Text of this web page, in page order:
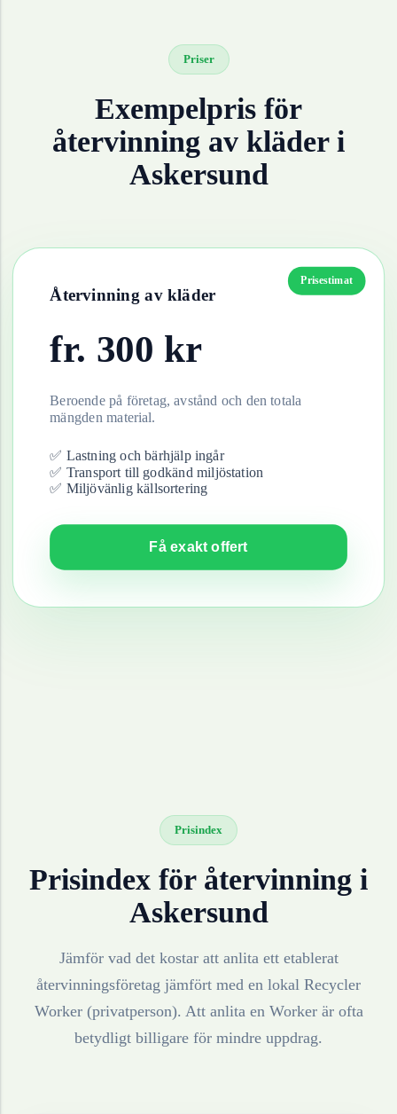
Priser
Exempelpris för
återvinning av kläderi
Askersund
Prisestimat
Återvinning av kläder
fr. 300 kr
Beroende på företag, avstånd och den totala
mängden material.
✅ Lastning och bärhjälp ingår
✅ Transport till godkänd miljöstation
✅ Miljövänlig källsortering
Få exakt offert
Prisindex
Prisindex för återvinning i
Askersund
Jämför vad det kostar att anlita ett etablerat
återvinningsföretag jämfört med en lokal Recycler
Worker (privatperson). Att anlita en Worker är ofta
betydligt billigare för mindre uppdrag.